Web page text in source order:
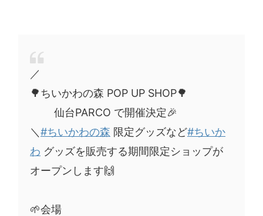
／
🌳ちいかわの森 POP UP SHOP🌳
仙台PARCO で開催決定🎉
＼ #ちいかわの森 限定グッズなど#ちいか
わ グッズを販売する期間限定ショップが
オープンします🙌
🌱会場